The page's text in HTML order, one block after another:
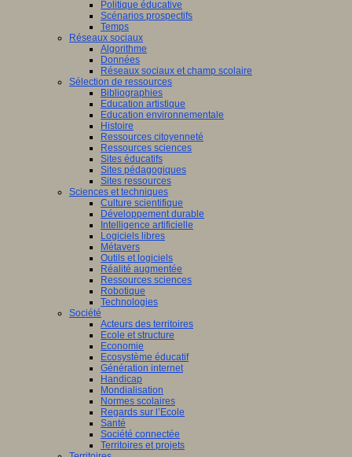
Politique éducative
Scénarios prospectifs
Temps
Réseaux sociaux
Algorithme
Données
Réseaux sociaux et champ scolaire
Sélection de ressources
Bibliographies
Education artistique
Education environnementale
Histoire
Ressources citoyenneté
Ressources sciences
Sites éducatifs
Sites pédagogiques
Sites ressources
Sciences et techniques
Culture scientifique
Développement durable
Intelligence artificielle
Logiciels libres
Métavers
Outils et logiciels
Réalité augmentée
Ressources sciences
Robotique
Technologies
Société
Acteurs des territoires
Ecole et structure
Economie
Ecosystème éducatif
Génération internet
Handicap
Mondialisation
Normes scolaires
Regards sur l’Ecole
Santé
Société connectée
Territoires et projets